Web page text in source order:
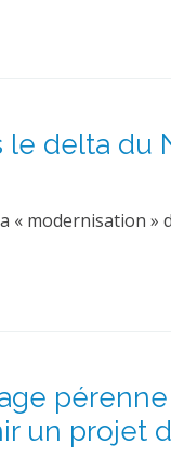
le delta du
« modernisation »
pérenne
un projet